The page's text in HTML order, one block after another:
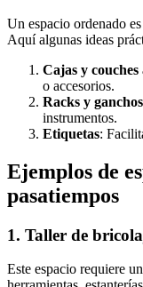
Un espacio ordenado
Aquí algunas ideas
Cajas y couches
o accesorios.
Racks y ganchos
instrumentos.
Etiquetas:
Ejemplos de
pasatiempos
1. Taller de
Este espacio requiere